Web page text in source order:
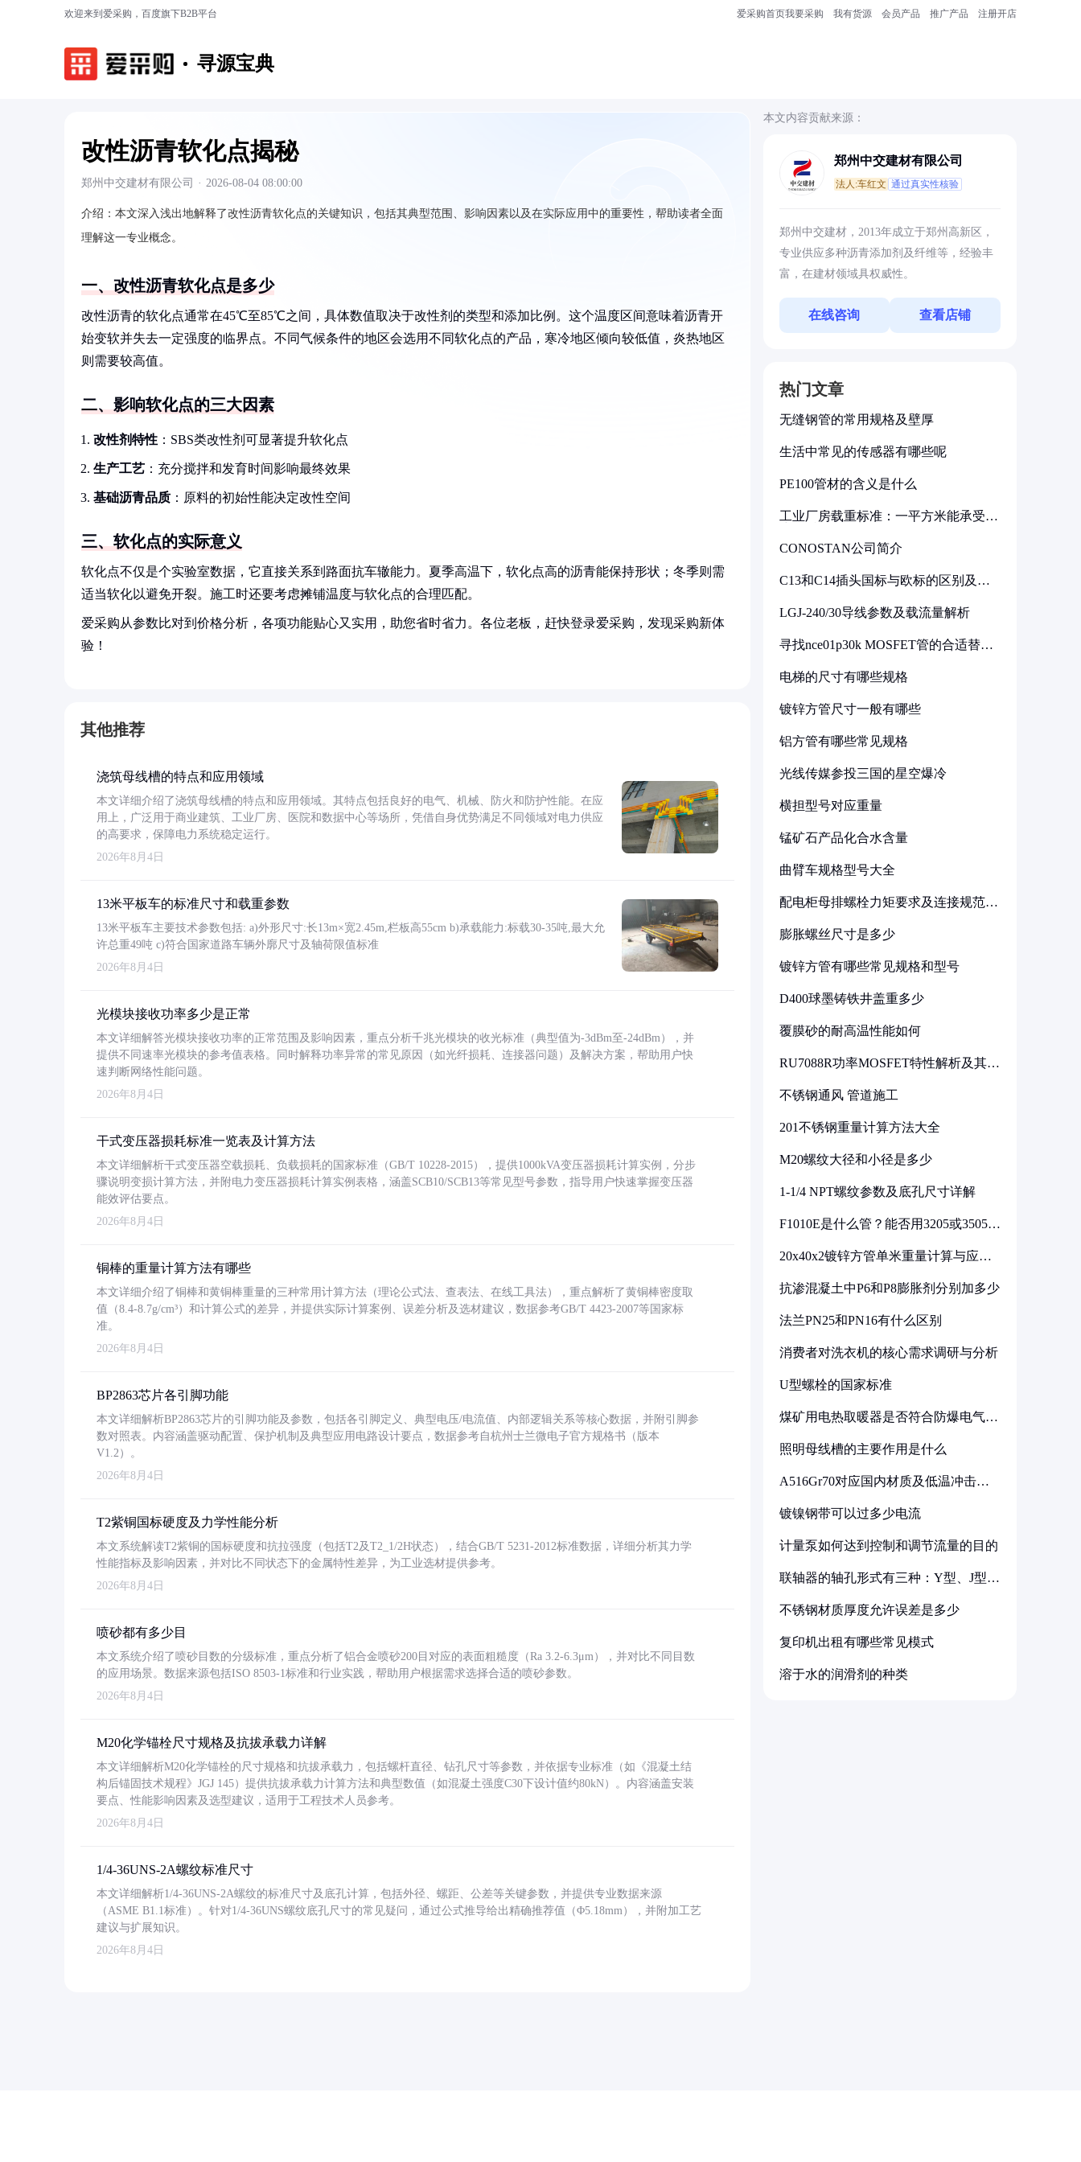
欢迎来到爱采购，百度旗下B2B平台 爱采购首页我要采购 我有货源 会员产品 推广产品 注册开店
寻源宝典
改性沥青软化点揭秘
郑州中交建材有限公司 · 2026-08-04 08:00:00
介绍： 本文深入浅出地解释了改性沥青软化点的关键知识，包括其典型范围、影响因素以及在实际应用中的重要性，帮助读者全面
理解这一专业概念。
一、改性沥青软化点是多少
改性沥青的软化点通常在45℃至85℃之间，具体数值取决于改性剂的类型和添加比例。这个温度区间意味着沥青开
始变软并失去一定强度的临界点。不同气候条件的地区会选用不同软化点的产品，寒冷地区倾向较低值，炎热地区
则需要较高值。
二、影响软化点的三大因素
改性剂特性 ：SBS类改性剂可显著提升软化点
生产工艺 ：充分搅拌和发育时间影响最终效果
基础沥青品质 ：原料的初始性能决定改性空间
三、软化点的实际意义
软化点不仅是个实验室数据，它直接关系到路面抗车辙能力。夏季高温下，软化点高的沥青能保持形状；冬季则需
适当软化以避免开裂。施工时还要考虑摊铺温度与软化点的合理匹配。
爱采购从参数比对到价格分析，各项功能贴心又实用，助您省时省力。各位老板，赶快登录爱采购，发现采购新体
验！
其他推荐
浇筑母线槽的特点和应用领域
本文详细介绍了浇筑母线槽的特点和应用领域。其特点包括良好的电气、机械、防火和防护性能。在应
用上，广泛用于商业建筑、工业厂房、医院和数据中心等场所，凭借自身优势满足不同领域对电力供应
的高要求，保障电力系统稳定运行。
2026年8月4日
13米平板车的标准尺寸和载重参数
13米平板车主要技术参数包括: a)外形尺寸:长13m×宽2.45m,栏板高55cm b)承载能力:标载30-35吨,最大允
许总重49吨 c)符合国家道路车辆外廓尺寸及轴荷限值标准
2026年8月4日
光模块接收功率多少是正常
本文详细解答光模块接收功率的正常范围及影响因素，重点分析千兆光模块的收光标准（典型值为-3dBm至-24dBm），并
提供不同速率光模块的参考值表格。同时解释功率异常的常见原因（如光纤损耗、连接器问题）及解决方案，帮助用户快
速判断网络性能问题。
2026年8月4日
干式变压器损耗标准一览表及计算方法
本文详细解析干式变压器空载损耗、负载损耗的国家标准（GB/T 10228-2015），提供1000kVA变压器损耗计算实例，分步
骤说明变损计算方法，并附电力变压器损耗计算实例表格，涵盖SCB10/SCB13等常见型号参数，指导用户快速掌握变压器
能效评估要点。
2026年8月4日
铜棒的重量计算方法有哪些
本文详细介绍了铜棒和黄铜棒重量的三种常用计算方法（理论公式法、查表法、在线工具法），重点解析了黄铜棒密度取
值（8.4-8.7g/cm³）和计算公式的差异，并提供实际计算案例、误差分析及选材建议，数据参考GB/T 4423-2007等国家标
准。
2026年8月4日
BP2863芯片各引脚功能
本文详细解析BP2863芯片的引脚功能及参数，包括各引脚定义、典型电压/电流值、内部逻辑关系等核心数据，并附引脚参
数对照表。内容涵盖驱动配置、保护机制及典型应用电路设计要点，数据参考自杭州士兰微电子官方规格书（版本
V1.2）。
2026年8月4日
T2紫铜国标硬度及力学性能分析
本文系统解读T2紫铜的国标硬度和抗拉强度（包括T2及T2_1/2H状态），结合GB/T 5231-2012标准数据，详细分析其力学
性能指标及影响因素，并对比不同状态下的金属特性差异，为工业选材提供参考。
2026年8月4日
喷砂都有多少目
本文系统介绍了喷砂目数的分级标准，重点分析了铝合金喷砂200目对应的表面粗糙度（Ra 3.2-6.3μm），并对比不同目数
的应用场景。数据来源包括ISO 8503-1标准和行业实践，帮助用户根据需求选择合适的喷砂参数。
2026年8月4日
M20化学锚栓尺寸规格及抗拔承载力详解
本文详细解析M20化学锚栓的尺寸规格和抗拔承载力，包括螺杆直径、钻孔尺寸等参数，并依据专业标准（如《混凝土结
构后锚固技术规程》JGJ 145）提供抗拔承载力计算方法和典型数值（如混凝土强度C30下设计值约80kN）。内容涵盖安装
要点、性能影响因素及选型建议，适用于工程技术人员参考。
2026年8月4日
1/4-36UNS-2A螺纹标准尺寸
本文详细解析1/4-36UNS-2A螺纹的标准尺寸及底孔计算，包括外径、螺距、公差等关键参数，并提供专业数据来源
（ASME B1.1标准）。针对1/4-36UNS螺纹底孔尺寸的常见疑问，通过公式推导给出精确推荐值（Φ5.18mm），并附加工艺
建议与扩展知识。
2026年8月4日
本文内容贡献来源：
郑州中交建材有限公司
法人:车红文 通过真实性核验
郑州中交建材，2013年成立于郑州高新区，
专业供应多种沥青添加剂及纤维等，经验丰
富，在建材领域具权威性。
在线咨询 查看店铺
热门文章
无缝钢管的常用规格及壁厚
生活中常见的传感器有哪些呢
PE100管材的含义是什么
工业厂房载重标准：一平方米能承受多
CONOSTAN公司简介
C13和C14插头国标与欧标的区别及其
LGJ-240/30导线参数及载流量解析
寻找nce01p30k MOSFET管的合适替代
电梯的尺寸有哪些规格
镀锌方管尺寸一般有哪些
铝方管有哪些常见规格
光线传媒参投三国的星空爆冷
横担型号对应重量
锰矿石产品化合水含量
曲臂车规格型号大全
配电柜母排螺栓力矩要求及连接规范详
膨胀螺丝尺寸是多少
镀锌方管有哪些常见规格和型号
D400球墨铸铁井盖重多少
覆膜砂的耐高温性能如何
RU7088R功率MOSFET特性解析及其在
不锈钢通风 管道施工
201不锈钢重量计算方法大全
M20螺纹大径和小径是多少
1-1/4 NPT螺纹参数及底孔尺寸详解
F1010E是什么管？能否用3205或3505代
20x40x2镀锌方管单米重量计算与应用
抗渗混凝土中P6和P8膨胀剂分别加多少
法兰PN25和PN16有什么区别
消费者对洗衣机的核心需求调研与分析
U型螺栓的国家标准
煤矿用电热取暖器是否符合防爆电气设
照明母线槽的主要作用是什么
A516Gr70对应国内材质及低温冲击要
镀镍钢带可以过多少电流
计量泵如何达到控制和调节流量的目的
联轴器的轴孔形式有三种：Y型、J型、
不锈钢材质厚度允许误差是多少
复印机出租有哪些常见模式
溶于水的润滑剂的种类